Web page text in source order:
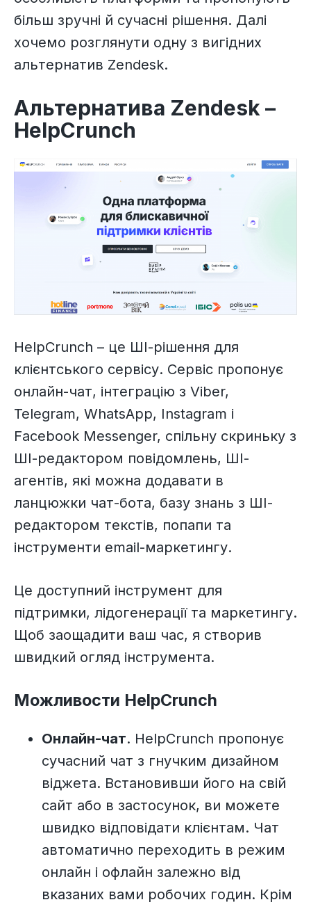
більш зручні й сучасні рішення. Далі
хочемо розглянути одну з вигідних
альтернатив Zendesk.
Альтернатива Zendesk –
HelpCrunch
HelpCrunch – це ШІ-рішення для
клієнтського сервісу. Сервіс пропонує
онлайн-чат, інтеграцію з Viber,
Telegram, WhatsApp, Instagram і
Facebook Messenger, спільну скриньку з
ШІ-редактором повідомлень, ШІ-
агентів, які можна додавати в
ланцюжки чат-бота, базу знань з ШІ-
редактором текстів, попапи та
інструменти email-маркетингу.
Це доступний інструмент для
підтримки, лідогенерації та маркетингу.
Щоб заощадити ваш час, я створив
швидкий огляд інструмента.
Можливости HelpCrunch
Онлайн-чат. HelpCrunch пропонує
сучасний чат з гнучким дизайном
віджета. Встановивши його на свій
сайт або в застосунок, ви можете
швидко відповідати клієнтам. Чат
автоматично переходить в режим
онлайн і офлайн залежно від
вказаних вами робочих годин. Крім